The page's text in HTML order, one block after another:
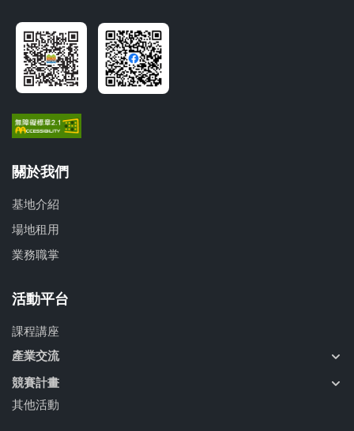
關於我們
基地介紹
場地租用
業務職掌
活動平台
課程講座
產業交流
競賽計畫
其他活動